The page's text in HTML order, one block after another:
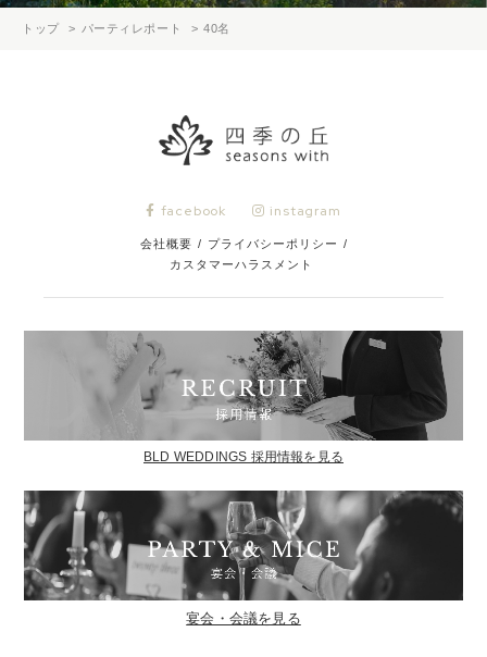
トップ パーティレポート 40名
facebook instagram
会社概要 / プライバシーポリシー /
カスタマーハラスメント
BLD WEDDINGS 採用情報を見る
宴会・会議を見る